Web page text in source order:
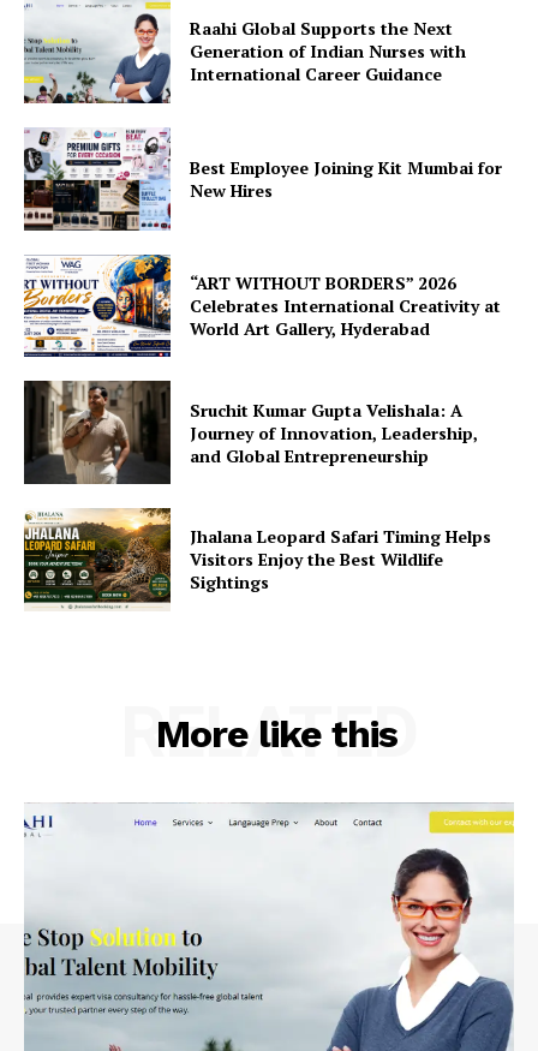
Raahi Global Supports the Next
Generation of Indian Nurses with
International Career Guidance
Best Employee Joining Kit Mumbai for
New Hires
“ART WITHOUT BORDERS” 2026
Celebrates International Creativity at
World Art Gallery, Hyderabad
Sruchit Kumar Gupta Velishala: A
Journey of Innovation, Leadership,
and Global Entrepreneurship
Jhalana Leopard Safari Timing Helps
Visitors Enjoy the Best Wildlife
Sightings
More like this
RELATED